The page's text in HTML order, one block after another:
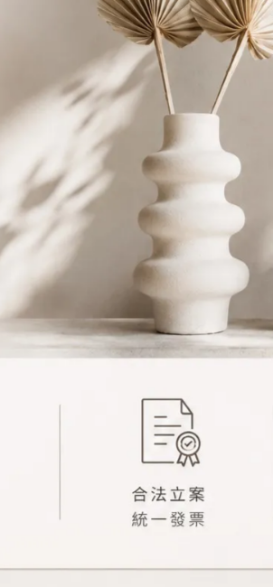
圖片來源︰CHLOE
氛圍裡 ..
帶點甜的木質香。
清澈幹凈，留香時間很可以。
調融入奶呼呼的獨特幽香，即使不愛白花也